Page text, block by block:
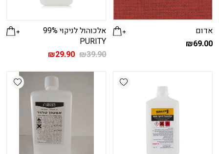
אדום
₪69.00
אלכוהול לניקוי 99%
PURITY
₪39.90 המחיר
היה:
₪39.90.
₪29.90 המחיר
הוא:
₪29.90. Add wishlist